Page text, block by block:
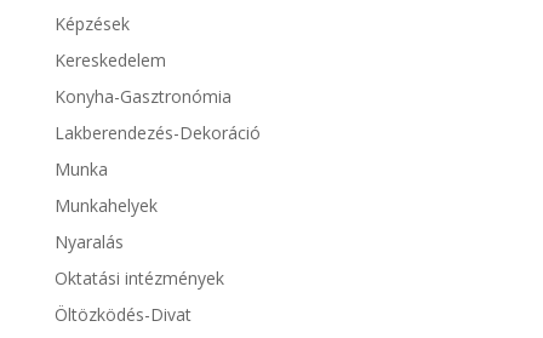
Képzések
Kereskedelem
Konyha-Gasztronómia
Lakberendezés-Dekoráció
Munka
Munkahelyek
Nyaralás
Oktatási intézmények
Öltözködés-Divat